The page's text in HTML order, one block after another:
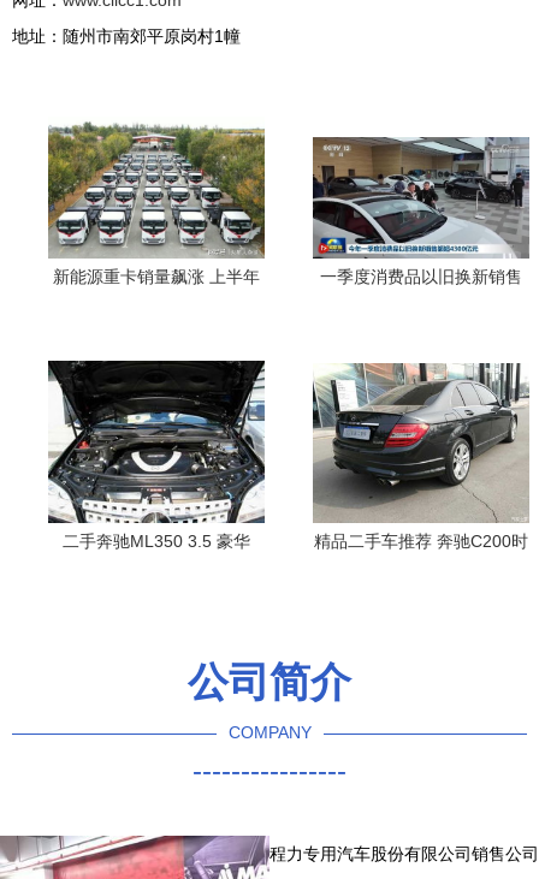
地址：随州市南郊平原岗村1幢
新能源重卡销量飙涨 上半年
一季度消费品以旧换新销售
二手奔驰ML350 3.5 豪华
精品二手车推荐 奔驰C200时
公司简介
COMPANY
----------------
程力专用汽车股份有限公司销售公司